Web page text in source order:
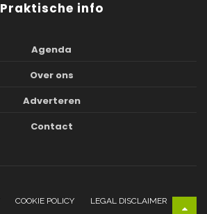
Praktische info
Agenda
Over ons
Adverteren
Contact
COOKIE POLICY LEGAL DISCLAIMER